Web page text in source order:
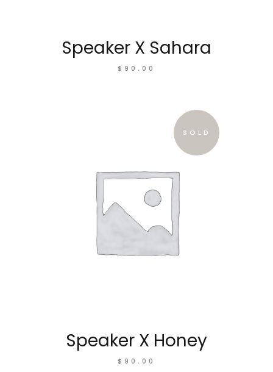
Speaker X Sahara
$90.00
SOLD
Speaker X Honey
$90.00